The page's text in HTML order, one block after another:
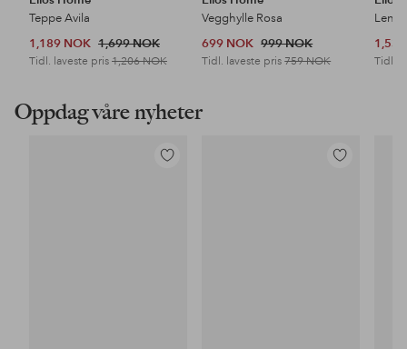
Teppe Avila
1,189 NOK 1,699 NOK
Tidl. laveste pris 1,206 NOK
Vegghylle Rosa
699 NOK 999 NOK
Tidl. laveste pris759 NOK Tidl.
Oppdag våre nyheter
Legg
Legg